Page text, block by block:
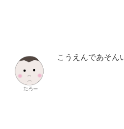
こうえんであそん